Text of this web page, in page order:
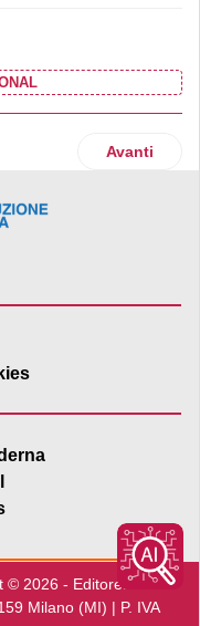
Residuo Zero di
Articolo
Avanti
© 2026 - Editore:Edra
Milano (MI) | P. IVA